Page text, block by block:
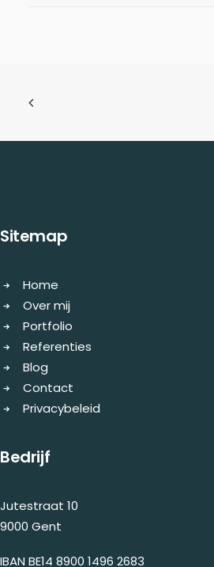
Sitemap
Home
Over mij
Portfolio
Referenties
Blog
Contact
Privacybeleid
Bedrijf
Jutestraat 10
9000 Gent
IBAN BE14 8900 1496 2683